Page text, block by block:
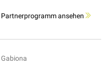
Partnerprogramm ansehen
Gabiona